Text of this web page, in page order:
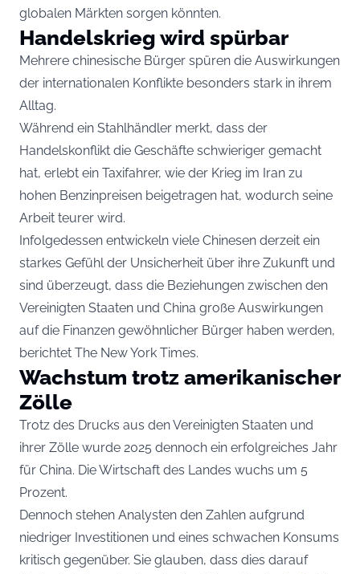
globalen Märkten sorgen könnten.
Handelskrieg wird spürbar
Mehrere chinesische Bürger spüren die Auswirkungen
der internationalen Konflikte besonders stark in ihrem
Alltag.
Während ein Stahlhändler merkt, dass der
Handelskonflikt die Geschäfte schwieriger gemacht
hat, erlebt ein Taxifahrer, wie der Krieg im Iran zu
hohen Benzinpreisen beigetragen hat, wodurch seine
Arbeit teurer wird.
Infolgedessen entwickeln viele Chinesen derzeit ein
starkes Gefühl der Unsicherheit über ihre Zukunft und
sind überzeugt, dass die Beziehungen zwischen den
Vereinigten Staaten und China große Auswirkungen
auf die Finanzen gewöhnlicher Bürger haben werden,
berichtet The New York Times.
Wachstum trotz amerikanischer
Zölle
Trotz des Drucks aus den Vereinigten Staaten und
ihrer Zölle wurde 2025 dennoch ein erfolgreiches Jahr
für China. Die Wirtschaft des Landes wuchs um 5
Prozent.
Dennoch stehen Analysten den Zahlen aufgrund
niedriger Investitionen und eines schwachen Konsums
kritisch gegenüber. Sie glauben, dass dies darauf